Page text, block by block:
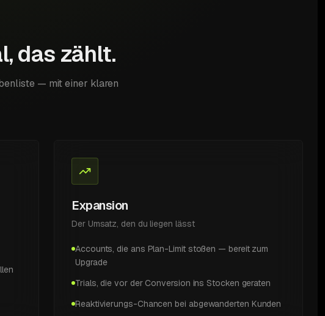
das zählt.
— mit einer klaren
Expansion
Der Umsatz, den du liegen lässt
Accounts, die ans Plan-Limit stoßen — bereit zum
Upgrade
Trials, die vor der Conversion ins Stocken geraten
Reaktivierungs-Chancen bei abgewanderten Kunden